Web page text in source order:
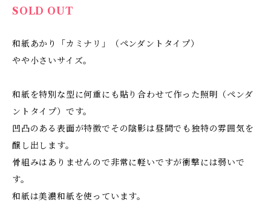
SOLD OUT
和紙あかり「カミナリ」（ペンダントタイプ）
やや小さいサイズ。
和紙を特別な型に何重にも貼り合わせて作った照明（ペンダ
ントタイプ）です。
凹凸のある表面が特徴でその陰影は昼間でも独特の雰囲気を
醸し出します。
骨組みはありませんので非常に軽いですが衝撃には弱いで
す。
和紙は美濃和紙を使っています。